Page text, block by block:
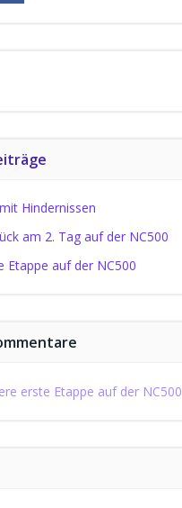
Hindernissen
am 2. Tag auf der NC500
Etappe auf der NC500
erste Etappe auf der NC500